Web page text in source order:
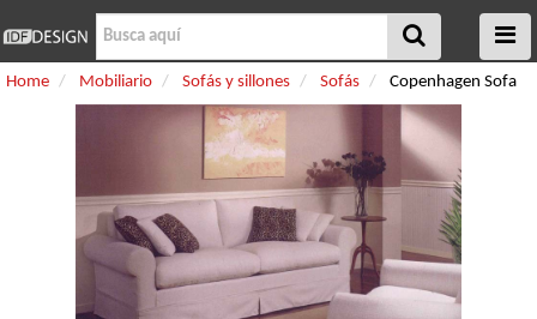
Home Mobiliario Sofás y sillones Sofás Copenhagen Sofa